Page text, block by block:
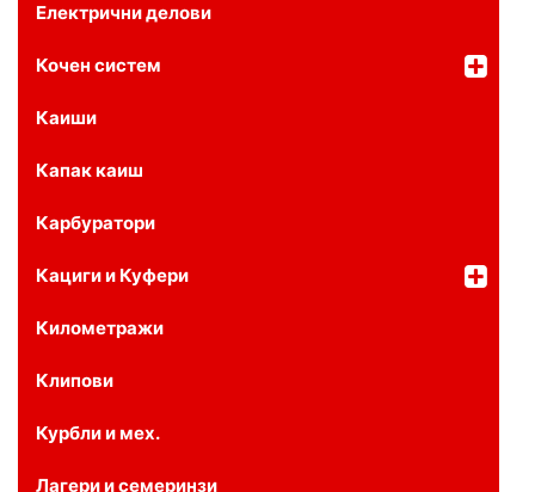
Електрични делови
Кочен систем
Каиши
Капак каиш
Карбуратори
Кациги и Куфери
Километражи
Клипови
Курбли и мех.
Лагери и семеринзи